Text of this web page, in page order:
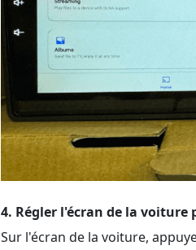
4. Régler l'écran de la voiture
Sur l'écran de la voiture,